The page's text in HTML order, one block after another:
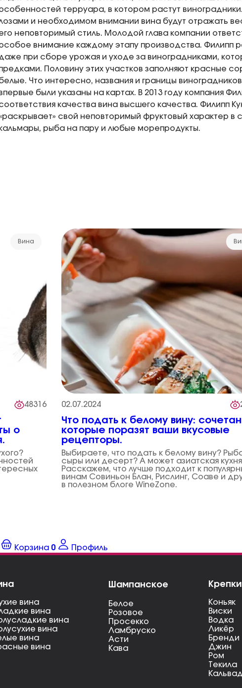
терруара, в котором растут
и необходимом внимании вина будут отражать
неповторимый стиль. Молодой глава компании
внимание каждому этапу производства. Филипп
при сборе урожая и уходе за виноградниками,
Половину этих участков заполняют красные
Что интересно, названия и границы
были указаны на картах. В 2013 году компания
качества вина высшего качества. Филипп
свой неповторимый фруктовый характер в
рыба на пару и любые морепродукты.
Вина
48316
о
02.07.2024
Что подать к белому вину:
которые поразят ваши вкусовые
рецепторы.
Выбираете, что подать к белому вину?
сыры или десерт? А может азиатская
Расскажем, что лучше подходит к
винам Совиньон Блан, Рислинг, Соаве и
в полезном блоге WineZone.
Корзина 0 Профиль
вина
вина
вина
вина
вина
вина
Шампанское
Белое
Розовое
Просекко
Ламбруско
Асти
Кава
Коньяк
Виски
Водка
Ликёр
Бренди
Джин
Ром
Текила